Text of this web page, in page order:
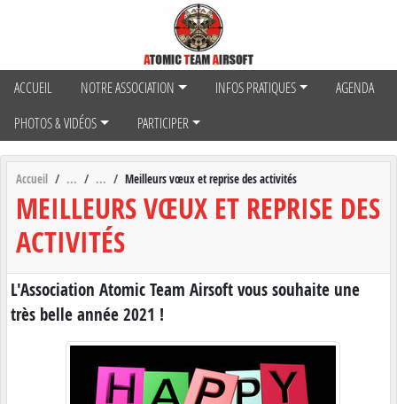
ACCUEIL NOTRE ASSOCIATION INFOS PRATIQUES
AGENDA
PHOTOS & VIDÉOS
PARTICIPER
Accueil Meilleurs vœux et reprise des activités
MEILLEURS VŒUX ET REPRISE DES
ACTIVITÉS
L'Association Atomic Team Airsoft vous souhaite une
très belle année 2021 !